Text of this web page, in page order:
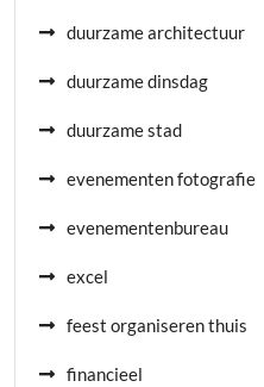
duurzame architectuur
duurzame dinsdag
duurzame stad
evenementen fotografie
evenementenbureau
excel
feest organiseren thuis
financieel